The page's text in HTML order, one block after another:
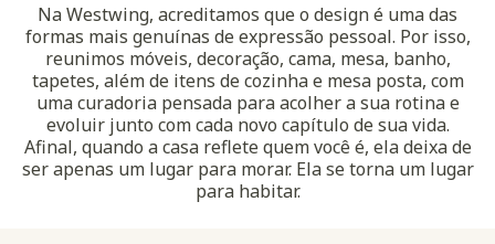
Na Westwing, acreditamos que o design é uma das
formas mais genuínas de expressão pessoal. Por isso,
reunimos móveis, decoração, cama, mesa, banho,
tapetes, além de itens de cozinha e mesa posta, com
uma curadoria pensada para acolher a sua rotina e
evoluir junto com cada novo capítulo de sua vida.
Afinal, quando a casa reflete quem você é, ela deixa de
ser apenas um lugar para morar. Ela se torna um lugar
para habitar.